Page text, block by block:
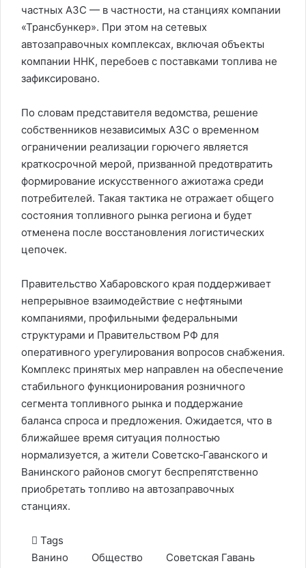
частных АЗС — в частности, на станциях компании
«Трансбункер». При этом на сетевых
автозаправочных комплексах, включая объекты
компании ННК, перебоев с поставками топлива не
зафиксировано.
По словам представителя ведомства, решение
собственников независимых АЗС о временном
ограничении реализации горючего является
краткосрочной мерой, призванной предотвратить
формирование искусственного ажиотажа среди
потребителей. Такая тактика не отражает общего
состояния топливного рынка региона и будет
отменена после восстановления логистических
цепочек.
Правительство Хабаровского края поддерживает
непрерывное взаимодействие с нефтяными
компаниями, профильными федеральными
структурами и Правительством РФ для
оперативного урегулирования вопросов снабжения.
Комплекс принятых мер направлен на обеспечение
стабильного функционирования розничного
сегмента топливного рынка и поддержание
баланса спроса и предложения. Ожидается, что в
ближайшее время ситуация полностью
нормализуется, а жители Советско‑Гаванского и
Ванинского районов смогут беспрепятственно
приобретать топливо на автозаправочных
станциях.
Tags
Ванино
Общество Советская Гавань